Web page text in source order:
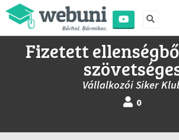
Fizetett
Vállalkozói Siker
0